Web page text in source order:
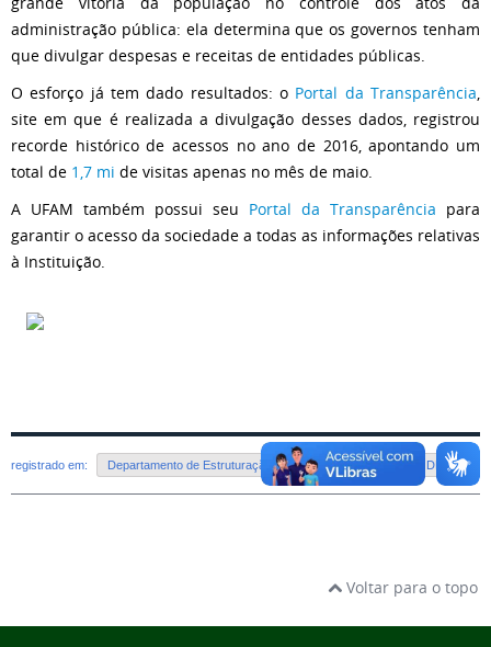
administração pública: ela determina que os governos tenham
que divulgar despesas e receitas de entidades públicas.
O esforço já tem dado resultados: o Portal da Transparência
site em que é realizada a divulgação desses dados, registrou
recorde histórico de acessos no ano de 2016, apontando um
total de 1,7 mi de visitas apenas no mês de maio.
A UFAM também possui seu Portal da Transparência para
garantir o acesso da sociedade a todas as informações relativas
à Instituição.
registrado em: Departamento de Estruturação e Processos Institucionais - DEPI
Voltar para o topo